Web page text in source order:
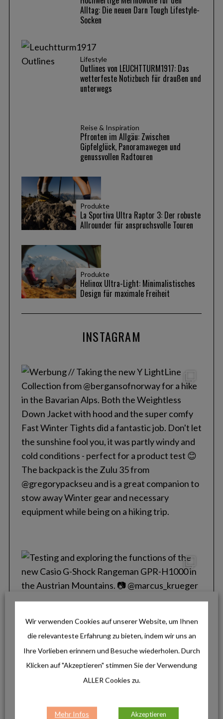
Alltag: Die neuen Darn Tough Lifestyle-
Socken
Lifestyle
Outlines von LEUCHTTURM1917: Das
wetterfeste Notizbuch für draußen und
unterwegs
Reise & Inspiration
Pfronten im Allgäu: Zwischen
Gipfelglück, Panoramawegen und
genussvollen Radtouren
Produkte
La Sportiva Ultra Raptor 3: Der robuste
Allrounder für anspruchsvolle Touren
Produkte
Helinox Ultra-Light: Minimalistisches
Design für maximale Freiheit
INSTAGRAM
e
a
r
c
f
o
r
Wir verwenden Cookies auf unserer Website, um Ihnen
die relevanteste Erfahrung zu bieten, indem wir uns an
Ihre Vorlieben erinnern und Besuche wiederholen. Durch
Klicken auf "Akzeptieren" stimmen Sie der Verwendung
ALLER Cookies zu.
Mehr Infos Akzeptieren